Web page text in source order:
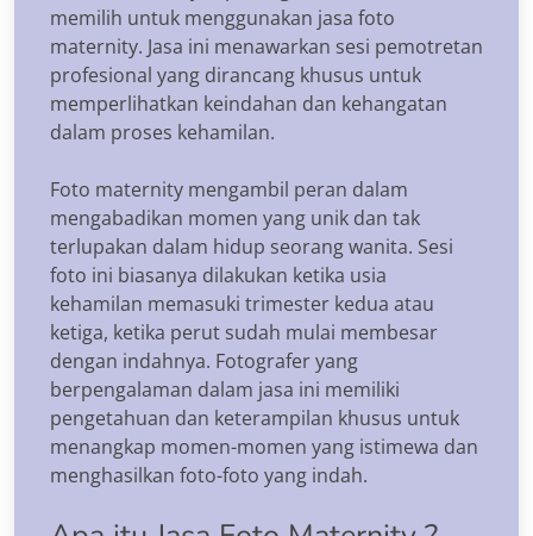
memilih untuk menggunakan jasa foto
maternity. Jasa ini menawarkan sesi pemotretan
profesional yang dirancang khusus untuk
memperlihatkan keindahan dan kehangatan
dalam proses kehamilan.
Foto maternity mengambil peran dalam
mengabadikan momen yang unik dan tak
terlupakan dalam hidup seorang wanita. Sesi
foto ini biasanya dilakukan ketika usia
kehamilan memasuki trimester kedua atau
ketiga, ketika perut sudah mulai membesar
dengan indahnya. Fotografer yang
berpengalaman dalam jasa ini memiliki
pengetahuan dan keterampilan khusus untuk
menangkap momen-momen yang istimewa dan
menghasilkan foto-foto yang indah.